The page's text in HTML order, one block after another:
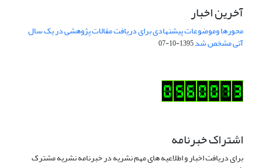
آخرین اخبار
محورها وموضوعات پیشنهادی برای دریافت مقالات پژوهشی در یک سال
آتی مشخص شد1395-10-07
اشتراک خبرنامه
برای دریافت اخبار و اطلاعیه های مهم نشریه در خبرنامه نشریه مشترک